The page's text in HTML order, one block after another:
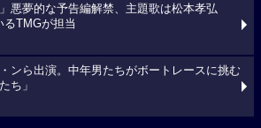
」悪夢的な予告編解禁、主題歌は松本孝弘
るTMGが担当
ンら出演。中年男たちがボートレースに挑む
ち」